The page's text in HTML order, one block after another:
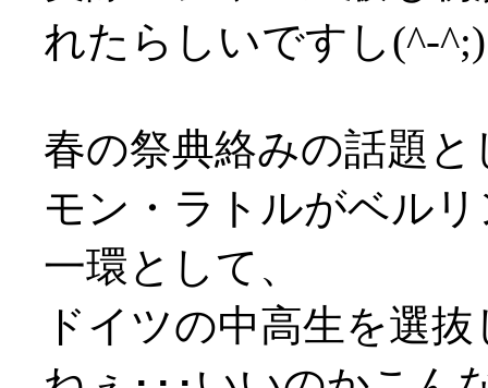
れたらしいですし(^-^;)
春の祭典絡みの話題
モン・ラトルがベル
一環として、
ドイツの中高生を選